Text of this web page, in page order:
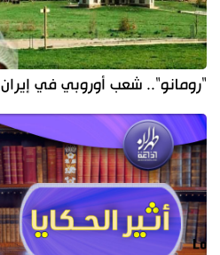
"رومانو".. شعب أوروبي في إيران